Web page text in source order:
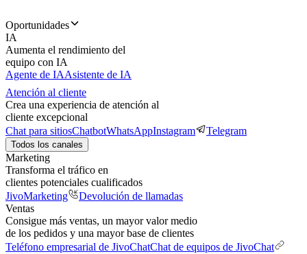
Oportunidades
IA
Aumenta el rendimiento del
equipo con IA
Agente de IAAsistente de IA
Atención al cliente
Crea una experiencia de atención al
cliente excepcional
Chat para sitiosChatbotWhatsAppInstagram Telegram
Todos los canales
Marketing
Transforma el tráfico en
clientes potenciales cualificados
JivoMarketing
Devolución de llamadas
Ventas
Consigue más ventas, un mayor valor medio
de los pedidos y una mayor base de clientes
Teléfono empresarial de JivoChatChat de equipos de JivoChat